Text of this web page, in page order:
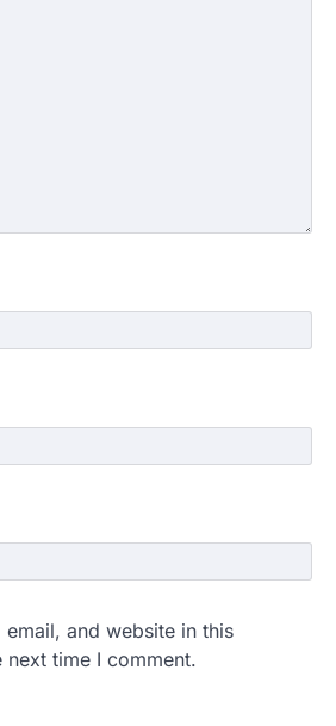
email, and website in this
time I comment.